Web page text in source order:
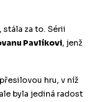
za to. Sérii
Pavlíkovi, jenž
hru, v níž
byla jediná radost